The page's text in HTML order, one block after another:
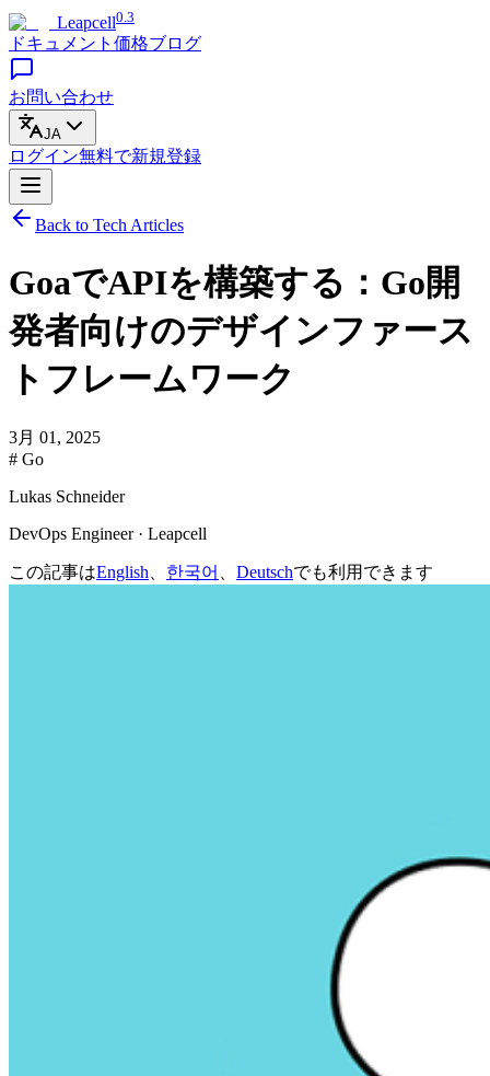
Leapcell0.3
ドキュメント 価格ブログ
お問い合わせ
JA
ログイン無料で新規登録
Back to Tech Articles
GoaでAPIを構築する：Go開
発者向けのデザインファース
トフレームワーク
3月 01, 2025
# Go
Lukas Schneider
DevOps Engineer · Leapcell
この記事はEnglish 한국어 Deutschでも利用できます